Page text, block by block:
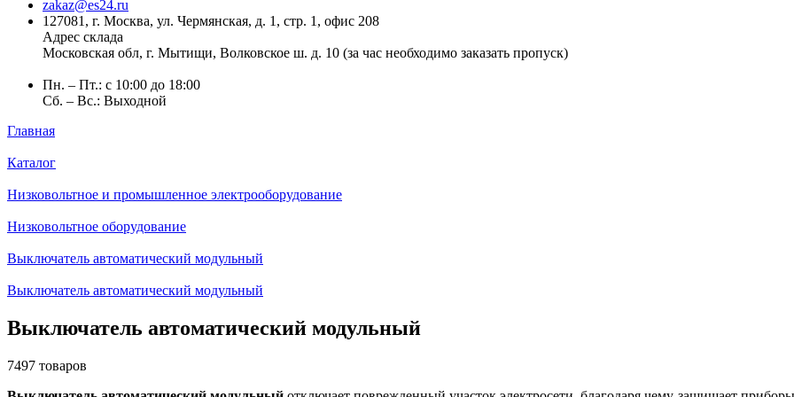
zakaz@es24.ru
127081, г. Москва, ул. Чермянская, д. 1, стр. 1, офис 208
Адрес склада
Московская обл, г. Мытищи, Волковское ш. д. 10 (за час необходимо заказать пропуск)
Пн. – Пт.: с 10:00 до 18:00
Сб. – Вс.: Выходной
Главная
Каталог
Низковольтное и промышленное электрооборудование
Низковольтное оборудование
Выключатель автоматический модульный
Выключатель автоматический модульный
Выключатель автоматический модульный
7497 товаров